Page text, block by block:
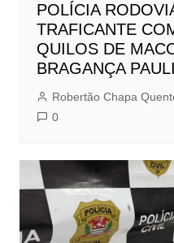
POLÍCIA
TRAFICANTE
QUILOS DE
BRAGANÇA
Robertão Chapa
0